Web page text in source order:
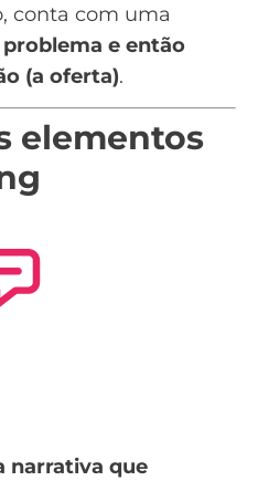
conta com uma
e então
(a oferta).
elementos
narrativa que